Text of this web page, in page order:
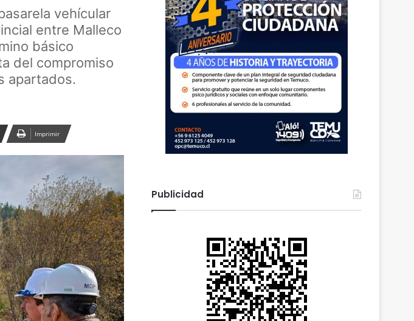
vehícular
entre Malleco
básico
del compromiso
apartados.
Imprimir
Publicidad